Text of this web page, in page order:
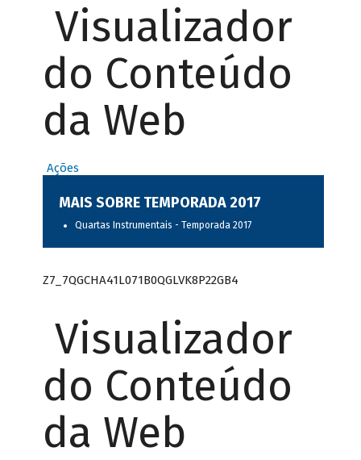
Visualizador
do Conteúdo
da Web
Ações
MAIS SOBRE TEMPORADA 2017
Quartas Instrumentais - Temporada 2017
Z7_7QGCHA41L071B0QGLVK8P22GB4
Visualizador
do Conteúdo
da Web